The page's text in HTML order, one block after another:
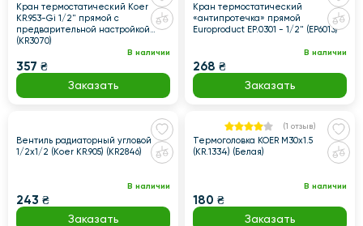
Кран термостатический Koer
KR.953-Gi 1/2" прямой с
предварительной настройкой
(KR3070)
В наличии
357 ₴
Заказать
Кран термостатический
«антипротечка» прямой
Europroduct EP.0301 - 1/2" (EP6013)
В наличии
268 ₴
Заказать
Вентиль радиаторный угловой
1/2x1/2 (Koer KR.905) (KR2846)
В наличии
243 ₴
Заказать
(1 отзыв)
Термоголовка KOER M30x1.5
(KR.1334) (Белая)
В наличии
180 ₴
Заказать